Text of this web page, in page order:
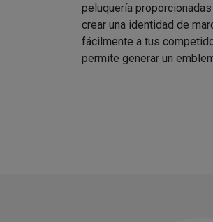
peluquería
crear una identidad de
fácilmente a tus
permite generar un